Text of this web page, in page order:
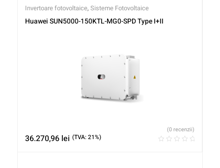
Invertoare fotovoltaice, Sisteme Fotovoltaice
Huawei SUN5000-150KTL-MG0-SPD Type I+II
36.270,96 lei (TVA: 21%)
(0 recenzii)